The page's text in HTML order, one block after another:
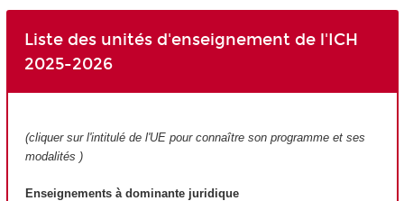
Liste des unités d'enseignement de l'ICH
2025-2026
(cliquer sur l'intitulé de l'UE pour connaître son programme et ses
modalités )
Enseignements à dominante juridique